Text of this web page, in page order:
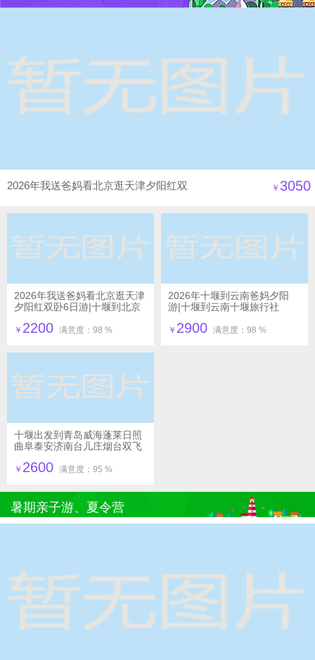
2026年我送爸妈看北京逛天津夕阳红双
荐
￥ 3050
2026年我送爸妈看北京逛天津
夕阳红双卧6日游|十堰到北京
￥ 2200 满意度：98 %
2026年十堰到云南爸妈夕阳
游|十堰到云南十堰旅行社
￥ 2900 满意度：98 %
十堰出发到青岛威海蓬莱日照
曲阜泰安济南台儿庄烟台双飞
￥ 2600 满意度：95 %
暑期亲子游、夏令营